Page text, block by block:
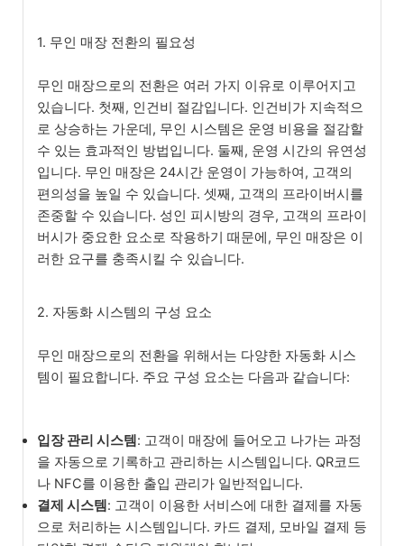
1. 무인 매장 전환의 필요성
무인 매장으로의 전환은 여러 가지 이유로 이루어지고
있습니다. 첫째, 인건비 절감입니다. 인건비가 지속적으
로 상승하는 가운데, 무인 시스템은 운영 비용을 절감할
수 있는 효과적인 방법입니다. 둘째, 운영 시간의 유연성
입니다. 무인 매장은 24시간 운영이 가능하여, 고객의
편의성을 높일 수 있습니다. 셋째, 고객의 프라이버시를
존중할 수 있습니다. 성인 피시방의 경우, 고객의 프라이
버시가 중요한 요소로 작용하기 때문에, 무인 매장은 이
러한 요구를 충족시킬 수 있습니다.
2. 자동화 시스템의 구성 요소
무인 매장으로의 전환을 위해서는 다양한 자동화 시스
템이 필요합니다. 주요 구성 요소는 다음과 같습니다:
입장 관리 시스템: 고객이 매장에 들어오고 나가는 과정
을 자동으로 기록하고 관리하는 시스템입니다. QR코드
나 NFC를 이용한 출입 관리가 일반적입니다.
결제 시스템: 고객이 이용한 서비스에 대한 결제를 자동
으로 처리하는 시스템입니다. 카드 결제, 모바일 결제 등